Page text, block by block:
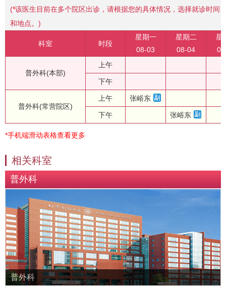
(*该医生目前在多个院区出诊，请根据您的具体情况，选择就诊时间
和地点。)
科室 时段
星期一
08-03
星期二
08-04
星
普外科(本部)
上午
下午
普外科(常营院区)
上午 张峪东
下午 张峪东
*手机端滑动表格查看更多
相关科室
普外科
普外科